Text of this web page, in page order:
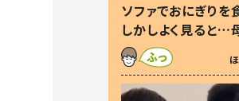
ソファでおにぎり
しかしよく見ると…母
察した母の投稿に「
す！」「現行犯〜」